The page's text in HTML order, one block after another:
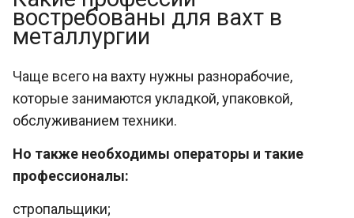
востребованы для вахт в
металлургии
Чаще всего на вахту нужны разнорабочие,
которые занимаются укладкой, упаковкой,
обслуживанием техники.
Но также необходимы операторы и такие
профессионалы:
стропальщики;